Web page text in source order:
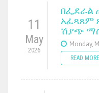
11
May
2026
በፌደራል
አፈጻጸም
ሽያጭ
Monday,
READ MORE